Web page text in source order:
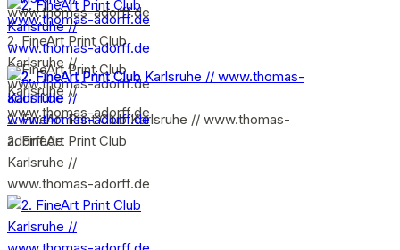
www.thomas-adorff.de
2. FineArt Print Club
Karlsruhe //
www.thomas-adorff.de
2. FineArt Print Club
Karlsruhe //
www.thomas-adorff.de
2. FineArt Print Club Karlsruhe // www.thomas-
adorff.de
2. FineArt Print Club
Karlsruhe //
www.thomas-adorff.de